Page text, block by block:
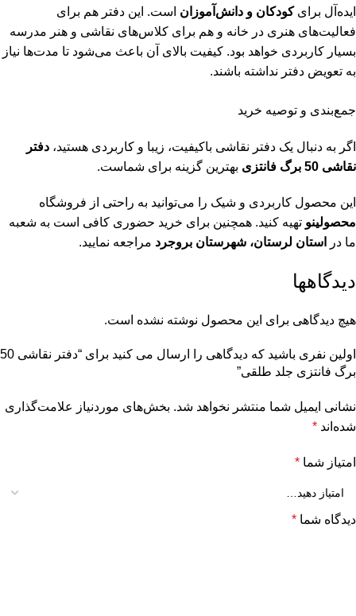
ایده‌آل برایکودکان و دانش‌آموزان است. این دفتر هم برای
فعالیت‌های هنری در خانه و هم برای کلاس‌های نقاشی و هنر مدرسه
بسیار کاربردی خواهد بود. کیفیت بالای آن باعث می‌شود تا مدت‌ها نیاز
به تعویض دفتر نداشته باشند.
جمع‌بندی و توصیه خرید
اگر به دنبال یک دفتر نقاشی باکیفیت، زیبا و کاربردی هستید، دفتر
نقاشی 50 برگ فانتزی
بهترین گزینه برای شماست.
این محصول کاربردی و شیک را می‌توانید به راحتی از فروشگاه
محصولینو تهیه کنید. همچنین برای خرید حضوری کافی است به شعبه
ما در
استان لرستان، شهرستان بروجرد مراجعه نمایید.
دیدگاهها
هیچ دیدگاهی برای این محصول نوشته نشده است.
اولین نفری باشید که دیدگاهی را ارسال می کنید برای “دفتر نقاشی 50
برگ فانتزی جلد طلقی”
نشانی ایمیل شما منتشر نخواهد شد. بخش‌های موردنیاز علامت‌گذاری
شده‌اند *
امتیاز شما *
دیدگاه شما *